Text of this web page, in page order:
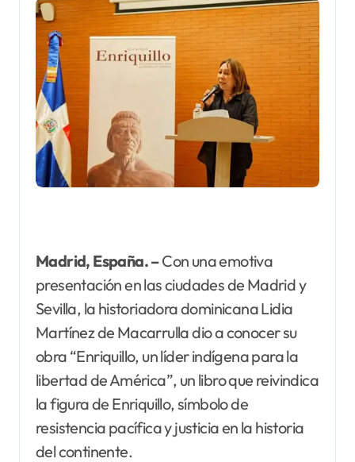
Madrid, España. –Con una emotiva
presentación en las ciudades de Madrid y
Sevilla, la historiadora dominicana Lidia
Martínez de Macarrulla dio a conocer su
obra “Enriquillo, un líder indígena para la
libertad de América”, un libro que reivindica
la figura de Enriquillo, símbolo de
resistencia pacífica y justicia en la historia
del continente.